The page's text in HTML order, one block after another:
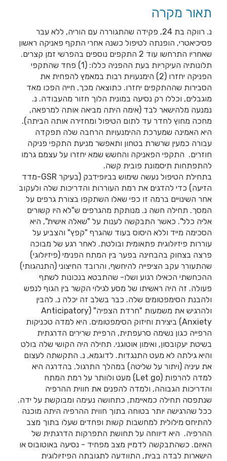
תאור מקרה
נ. רווקה בת 24, פקידה שהתגוררה עם הוריה, ללא עבר
פסיכיאטרי, הופנתה לטיפול כשנה אחרי התקף פאניקה ראשון
שאחריו התרחשו עוד 2 התקפים נוספים בהפרשי זמן קצרים.
תלונותיה העיקריות בעת ההפניה כללו: (1) פחד שהתקפי
הפניקה יחזרו (2) הימנעויות רבות במאמץ להפחית את
הסבירות שההתקפים יחזרו. כתוצאה מכך, חייה הפכו מאד
מוגבלים, וכללו רק נסיעה במונית הלוך חזור מהעבודה. נ.
נמנעה מלהישאר לבד (אימה היתה מביאה אותה למרפאה,
מחכה מחוץ לחדר עד לתום הטיפול ומחזירה אותה הביתה).
היא האמינה שמערכת ההימנעויות הרחבה שלה תפקדה
עבורה כמעין שרשרת בטחון ותאפשר מניעת התקפי פניקה
חוזרים. התקפי הפאניקה והחשש שמא יחזרו על עצמם גרמו
להתפתחות תיסמונת פובית קשה.
בתחילת הטיפול נעשה שימוש בביופידבק (בעיקר GSR-מדד
הזיעה) כדי להדגים את רמת העוררות והדריכות שלה ולעקוב
אחר השינויים ברמה זו כפי שאלו השתקפו בצורת גרפים על
המסך. תחילה חשה נ. מנותקת מהגרפים ש"לא היו קשורים
אליה כלל". כאשר התבקשה לענות על "שאלה אישית", היא
הסכימה מייד וללא היסוס בעוד שהגרף "קפץ" והצביע על
עוררות פיזיולוגית פתאומית ובולטת. לאחר רגע של מבוכה
פרצה בצחוק בהבחינה בפער בין המתח הפנימי (פיזיולוגי)
שהתעורר עקב הציפייה להיחשף, והרובד החיצוני (התנהגותי)
ההכחשתי הכאילו רגוע ושלו- שהתבטא בנכונות לשתף
פעולה. זה היה ראשיתו של מסע לגילוי הקשר בין הגוף לנפש
ולהבנת הסימפטומים שלה. כבר בשלב זה יכלה נ. להבין
ולהרגיש את משמעות "חרדת הצפיה" (Anticipatory
Anxiety) ביצירת וחיזוק הסימפטומים. היא למדה טכניקות
הרפייה כגון נשימה סרעפתית, הרפיית שרירים הדרגתית
בשיטת יעקובסון, ואימון אוטוגני. תחילה היה הקושי שלה בולט
והיא גילתה לא מעט התנגדות. לדוגמא, נ. התקשתה לעצום
את עיניה (ויתור על שליטה) במהלך התרגול. בהדרגה היא
למדה להרפות (Let go) מעט ולוותר על רמת המתח
והדריכות הגבוהה, ולמדה להפנים את חווית ההרפיה
שנתפסה תחילה כמאיימת, כתחושה נעימה ומבוקשת על ידה.
ככל שהרגישה יותר בטוחה בתוך חווית ההרפיה היתה מוכנה
להתיחס מילולית למחשבות קשות ופחדים שעלו בתוך מצב
ההרפיה. היא דיווחה על תחושת התפרקות הדרגתית של
האיום. כשהתבקשה לדמיין מצב מפחיד - נסיעה באוטובוס או
הישארות לבדה בבית, התוודעה לתגובתה הפיזיולוגית